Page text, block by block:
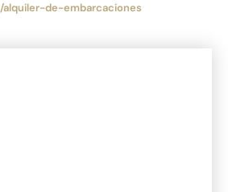
de-embarcaciones